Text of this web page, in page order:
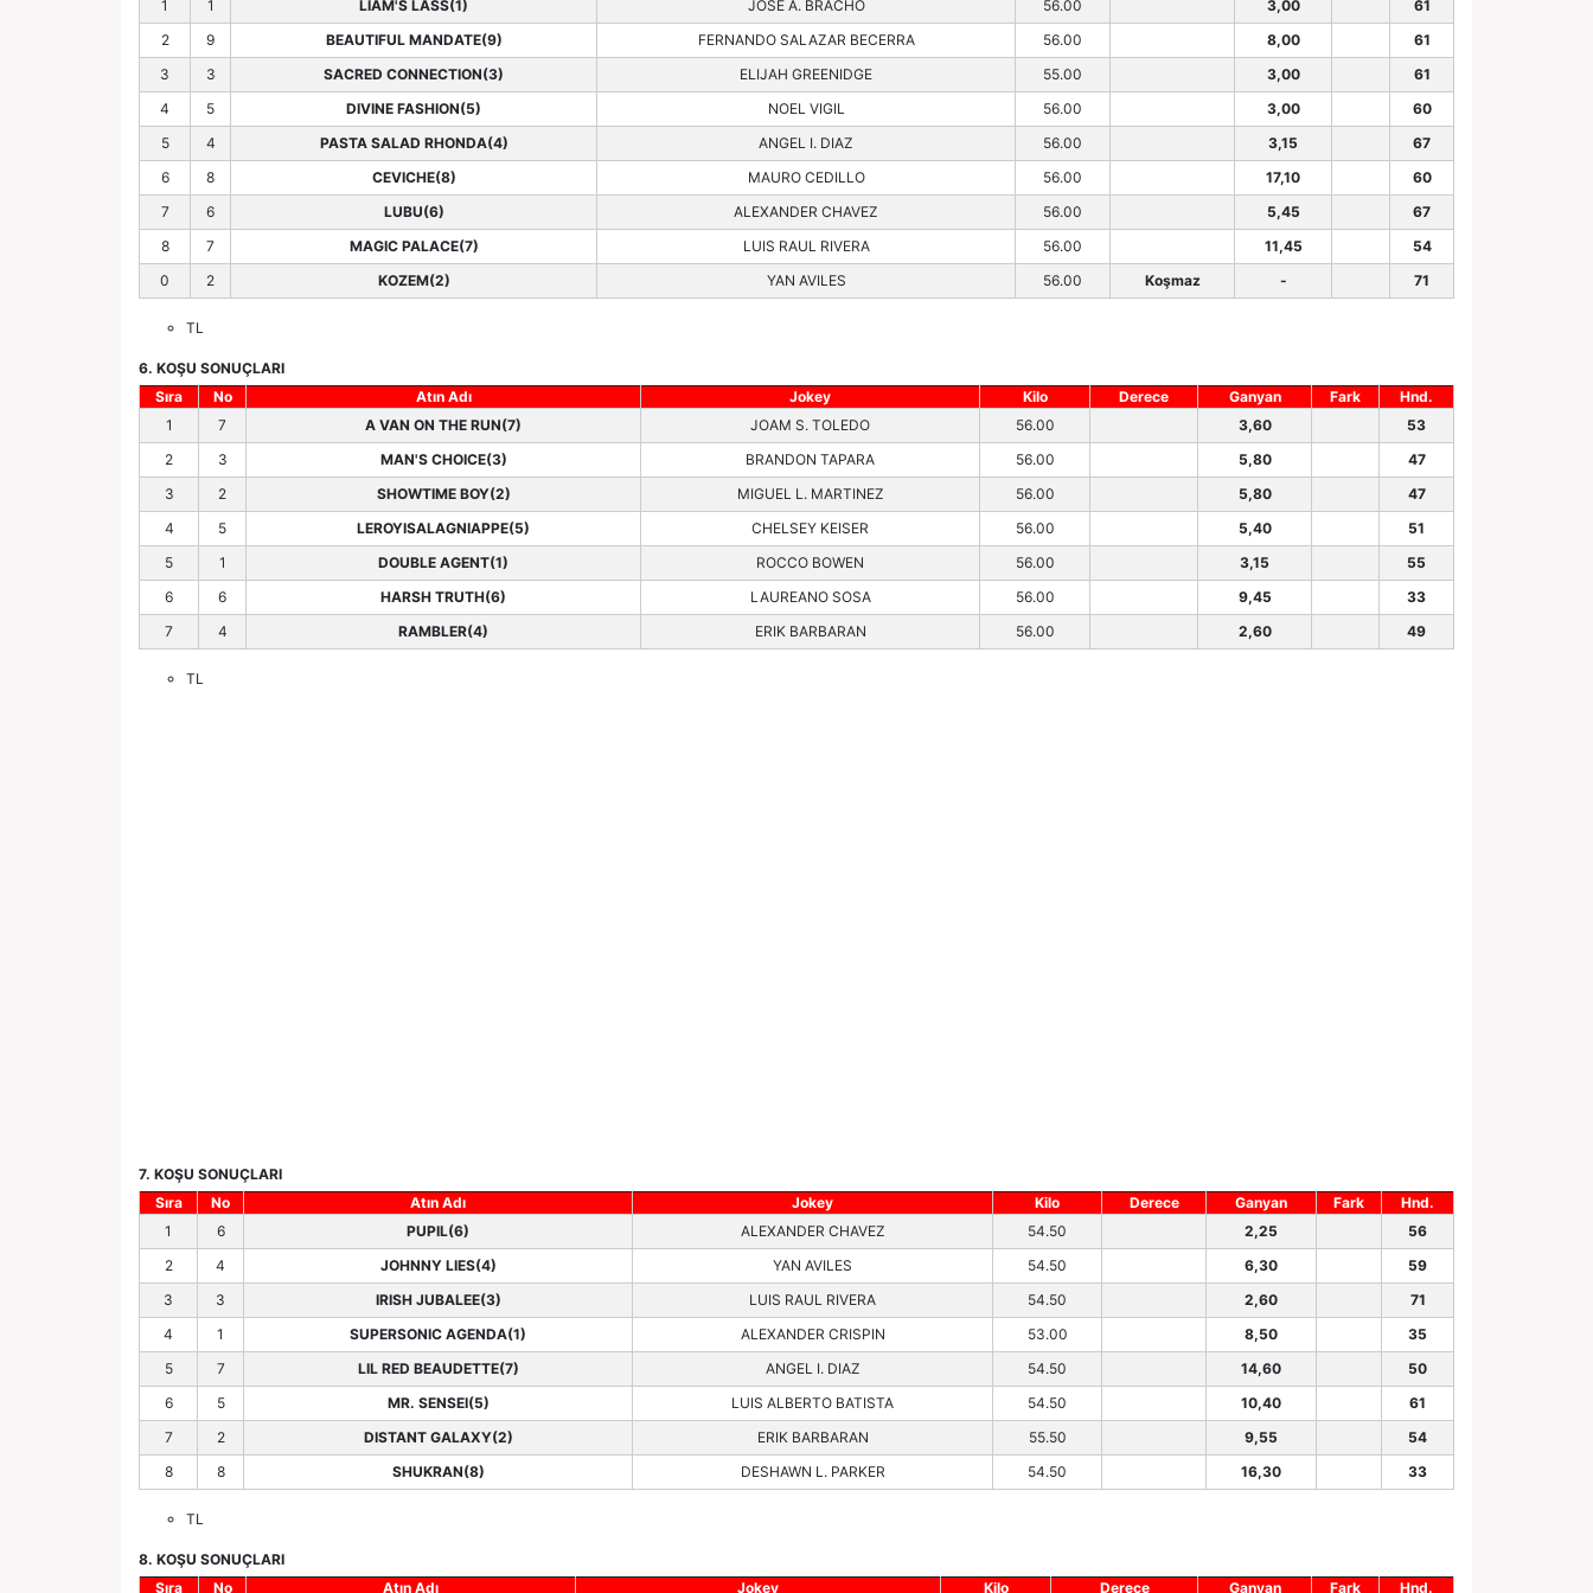
1
1 LIAM'S LASS(1) JOSE A. BRACHO 56.00 3,00
61
2
9 BEAUTIFUL MANDATE(9) FERNANDO SALAZAR BECERRA 56.00 8,00
61
3
3 SACRED CONNECTION(3) ELIJAH GREENIDGE 55.00 3,00
61
4
5 DIVINE FASHION(5) NOEL VIGIL 56.00 3,00
60
5
4 PASTA SALAD RHONDA(4) ANGEL I. DIAZ 56.00 3,15
67
6
8 CEVICHE(8) MAURO CEDILLO 56.00 17,10
60
7
6 LUBU(6) ALEXANDER CHAVEZ 56.00 5,45
67
8
7 MAGIC PALACE(7) LUIS RAUL RIVERA 56.00 11,45
54
0
2 KOZEM(2) YAN AVILES 56.00 Koşmaz - 71
TL
6. KOŞU SONUÇLARI
Sıra
No Atın Adı Jokey Kilo Derece Ganyan Fark
Hnd.
1
7 A VAN ON THE RUN(7) JOAM S. TOLEDO 56.00 3,60
53
2
3 MAN'S CHOICE(3) BRANDON TAPARA 56.00 5,80
47
3
2 SHOWTIME BOY(2) MIGUEL L. MARTINEZ 56.00 5,80
47
4
5 LEROYISALAGNIAPPE(5) CHELSEY KEISER 56.00 5,40
51
5
1 DOUBLE AGENT(1) ROCCO BOWEN 56.00 3,15
55
6
6 HARSH TRUTH(6) LAUREANO SOSA 56.00 9,45
33
7
4 RAMBLER(4) ERIK BARBARAN 56.00 2,60 49
TL
7. KOŞU SONUÇLARI
Sıra
No Atın Adı Jokey Kilo Derece Ganyan Fark
Hnd.
1
6 PUPIL(6) ALEXANDER CHAVEZ 54.50 2,25
56
2
4 JOHNNY LIES(4) YAN AVILES 54.50 6,30
59
3
3 IRISH JUBALEE(3) LUIS RAUL RIVERA 54.50 2,60
71
4
1 SUPERSONIC AGENDA(1) ALEXANDER CRISPIN 53.00 8,50
35
5
7 LIL RED BEAUDETTE(7) ANGEL I. DIAZ 54.50 14,60
50
6
5 MR. SENSEI(5) LUIS ALBERTO BATISTA 54.50 10,40
61
7
2 DISTANT GALAXY(2) ERIK BARBARAN 55.50 9,55
54
8
8 SHUKRAN(8) DESHAWN L. PARKER 54.50 16,30 33
TL
8. KOŞU SONUÇLARI
Sıra
No Atın Adı Jokey Kilo Derece Ganyan Fark Hnd.